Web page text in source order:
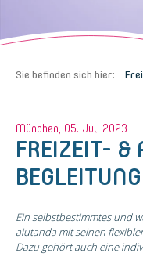
Sie befinden sich hier:
München, 05. Juli 2023
FREIZEIT-
Ein selbstbestimmtes und
aiutanda mit seinen
Dazu gehört auch eine